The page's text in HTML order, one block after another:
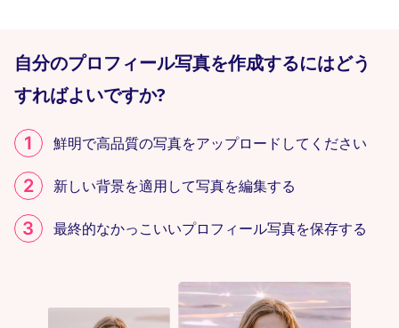
自分のプロフィール写真を作成するにはどう
すればよいですか?
鮮明で高品質の写真をアップロードしてください
新しい背景を適用して写真を編集する
最終的なかっこいいプロフィール写真を保存する